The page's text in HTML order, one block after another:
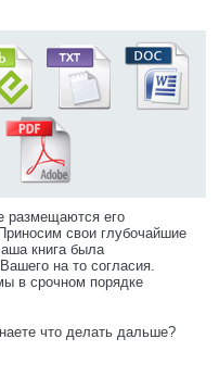
размещаются его
свои глубочайшие
книга была
на то согласия.
в срочном порядке
что делать дальше?